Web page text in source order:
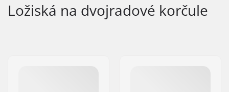
Ložiská na dvojradové korčule